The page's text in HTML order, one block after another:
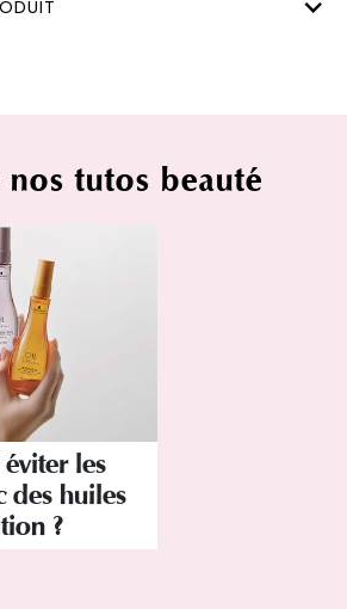
tutos beauté
les
des huiles
?